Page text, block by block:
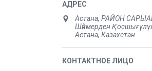
Астана, РАЙОН
Шәймерден
Астана, Казахстан